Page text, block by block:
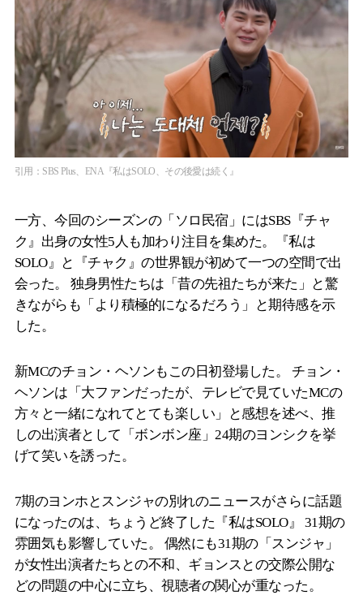
引用：SBS Plus、ENA『私はSOLO、その後愛は続く』
一方、今回のシーズンの「ソロ民宿」にはSBS『チャ
ク』出身の女性5人も加わり注目を集めた。『私は
SOLO』と『チャク』の世界観が初めて一つの空間で出
会った。 独身男性たちは「昔の先祖たちが来た」と驚
きながらも「より積極的になるだろう」と期待感を示
した。
新MCのチョン・ヘソンもこの日初登場した。 チョン・
ヘソンは「大ファンだったが、テレビで見ていたMCの
方々と一緒になれてとても楽しい」と感想を述べ、推
しの出演者として「ボンボン座」24期のヨンシクを挙
げて笑いを誘った。
7期のヨンホとスンジャの別れのニュースがさらに話題
になったのは、ちょうど終了した『私はSOLO』 31期の
雰囲気も影響していた。 偶然にも31期の「スンジャ」
が女性出演者たちとの不和、ギョンスとの交際公開な
どの問題の中心に立ち、視聴者の関心が重なった。